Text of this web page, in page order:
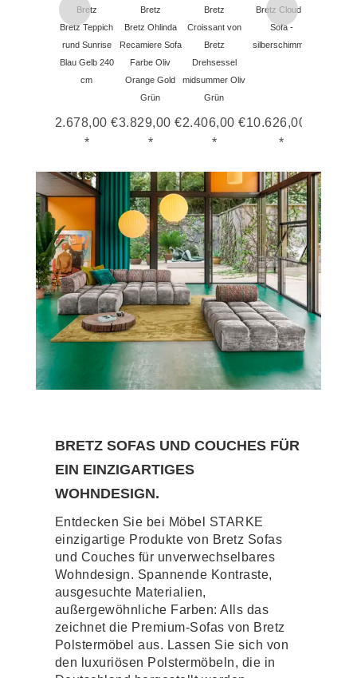
Bretz
Bretz Teppich
rund Sunrise
Blau Gelb 240
cm
2.678,00 €
*
Bretz
Bretz Ohlinda
Recamiere Sofa
Farbe Oliv
Orange Gold
Grün
3.829,00 €
*
Bretz
Croissant von
Bretz
Drehsessel
midsummer Oliv
Grün
2.406,00 €
*
Bretz Cloud 7
Sofa -
silberschimmer
10.626,00 €
*
BRETZ SOFAS UND COUCHES FÜR
EIN EINZIGARTIGES
WOHNDESIGN.
Entdecken Sie bei Möbel STARKE
einzigartige Produkte von Bretz Sofas
und Couches für unverwechselbares
Wohndesign. Spannende Kontraste,
ausgesuchte Materialien,
außergewöhnliche Farben: Alls das
zeichnet die Premium-Sofas von Bretz
Polstermöbel aus. Lassen Sie sich von
den luxuriösen Polstermöbeln, die in